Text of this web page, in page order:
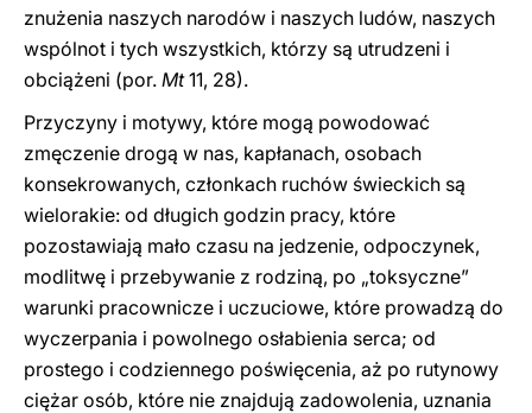
znużenia naszych narodów i naszych ludów, naszych
wspólnot i tych wszystkich, którzy są utrudzeni i
obciążeni (por. Mt11, 28).
Przyczyny i motywy, które mogą powodować
zmęczenie drogą w nas, kapłanach, osobach
konsekrowanych, członkach ruchów świeckich są
wielorakie: od długich godzin pracy, które
pozostawiają mało czasu na jedzenie, odpoczynek,
modlitwę i przebywanie z rodziną, po „toksyczne”
warunki pracownicze i uczuciowe, które prowadzą do
wyczerpania i powolnego osłabienia serca; od
prostego i codziennego poświęcenia, aż po rutynowy
ciężar osób, które nie znajdują zadowolenia, uznania